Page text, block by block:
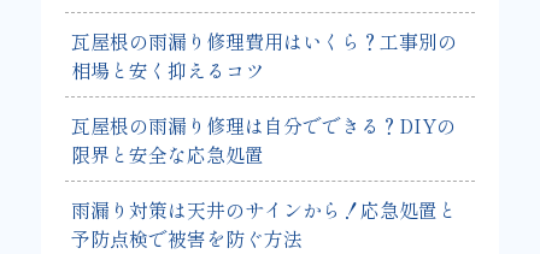
瓦屋根の雨漏り修理費用はいくら？工事別の
相場と安く抑えるコツ
瓦屋根の雨漏り修理は自分でできる？DIYの
限界と安全な応急処置
雨漏り対策は天井のサインから！応急処置と
予防点検で被害を防ぐ方法